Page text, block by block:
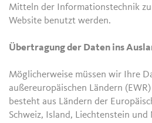
Mitteln der Informationstechnik
Website benutzt werden.
Übertragung der Daten ins
Möglicherweise müssen wir Ihre
außereuropäischen Ländern
besteht aus Ländern der
Schweiz, Island, Liechtenstein und